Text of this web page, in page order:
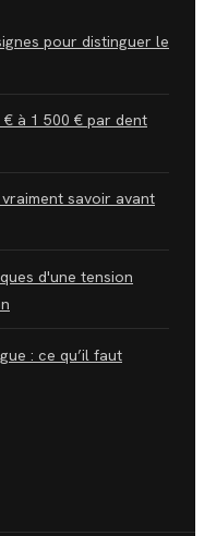
pour distinguer le
à 1 500 € par dent
savoir avant
d'une tension
: ce qu’il faut